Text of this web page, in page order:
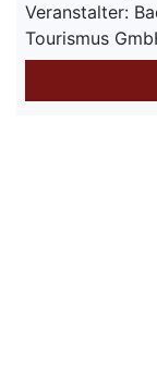
Veranstalter:
Tourismus